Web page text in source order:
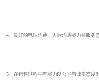
4、良好的电话沟通、人际沟通能力和服务
5、在销售过程中有能力以公平与诚实态度